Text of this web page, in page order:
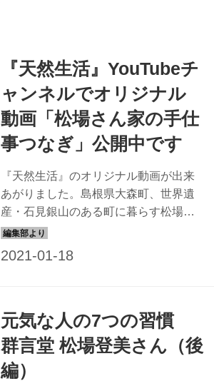
『天然生活』YouTubeチ
ャンネルでオリジナル
動画「松場さん家の手仕
事つなぎ」公開中です
『天然生活』のオリジナル動画が出来
あがりました。島根県大森町、世界遺
産・石見銀山のある町に暮らす松場さ
んの家の、何気ない一日。そこには、
元気な人の7つの習慣
群言堂 松場登美さん（後
編）